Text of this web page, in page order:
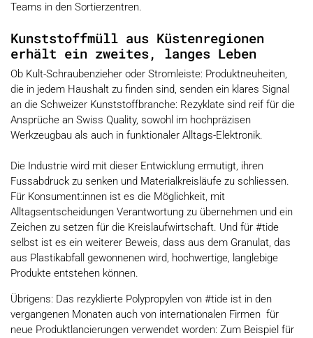
Teams in den Sortierzentren.
Kunststoffmüll aus Küstenregionen
erhält ein zweites, langes Leben
Ob Kult-Schraubenzieher oder Stromleiste: Produktneuheiten,
die in jedem Haushalt zu finden sind, senden ein klares Signal
an die Schweizer Kunststoffbranche: Rezyklate sind reif für die
Ansprüche an Swiss Quality, sowohl im hochpräzisen
Werkzeugbau als auch in funktionaler Alltags-Elektronik.
Die Industrie wird mit dieser Entwicklung ermutigt, ihren
Fussabdruck zu senken und Materialkreisläufe zu schliessen.
Für Konsument:innen ist es die Möglichkeit, mit
Alltagsentscheidungen Verantwortung zu übernehmen und ein
Zeichen zu setzen für die Kreislaufwirtschaft. Und für #tide
selbst ist es ein weiterer Beweis, dass aus dem Granulat, das
aus Plastikabfall gewonnenen wird, hochwertige, langlebige
Produkte entstehen können.
Übrigens: Das rezyklierte Polypropylen von #tide ist in den
vergangenen Monaten auch von internationalen Firmen für
neue Produktlancierungen verwendet worden: Zum Beispiel für